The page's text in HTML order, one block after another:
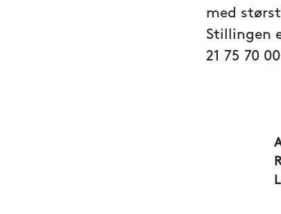
med
Stillingen
21 75 70